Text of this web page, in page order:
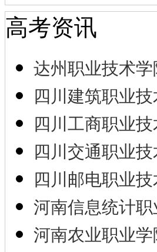
高考资讯
达州职业技术
四川建筑职业
四川工商职业
四川交通职业
四川邮电职业
河南信息统计
河南农业职业